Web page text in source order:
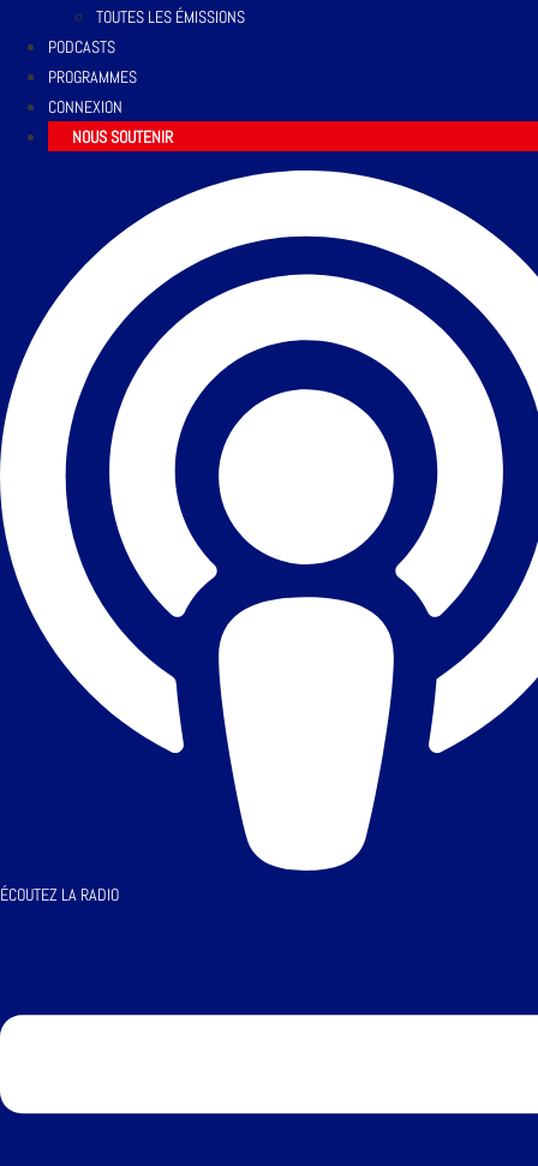
TOUTES LES ÉMISSIONS
PODCASTS
PROGRAMMES
CONNEXION
NOUS SOUTENIR
ÉCOUTEZ LA RADIO